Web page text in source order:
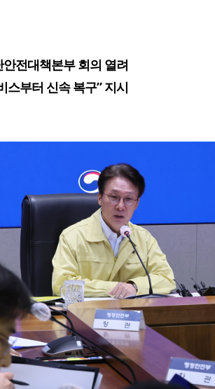
전대책본부 회의 열려
스부터 신속 복구” 지시